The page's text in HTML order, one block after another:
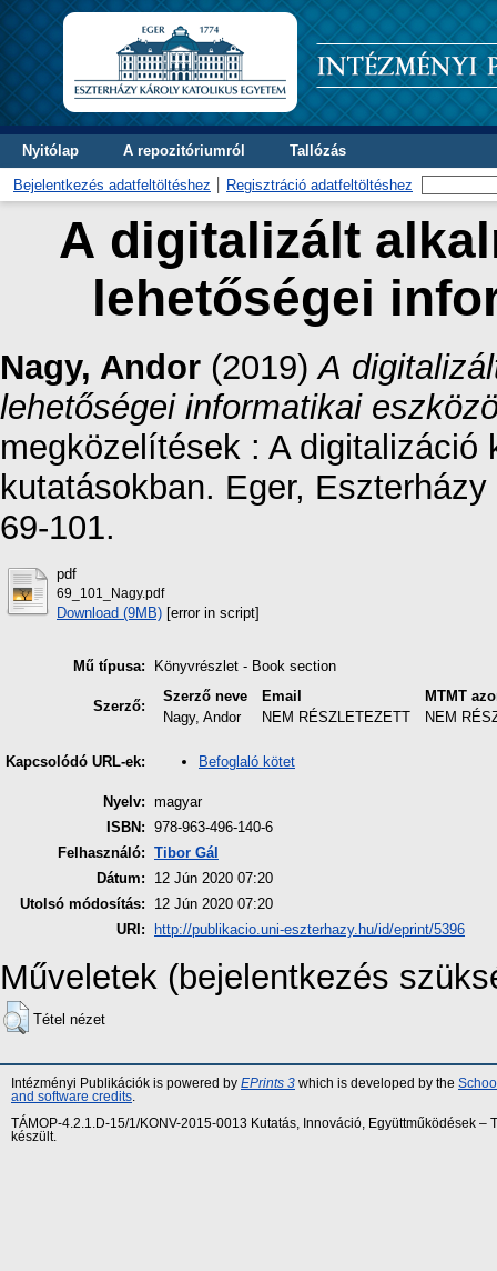
Nyitólap A repozitóriumról Tallózás
Bejelentkezés adatfeltöltéshez Regisztráció adatfeltöltéshez
A digitalizált
lehetőségei
Nagy, Andor (2019)A
lehetőségei informatikai
megközelítések : A
kutatásokban. Eger,
69-101.
pdf
69_101_Nagy.pdf
Download (9MB) [error in script]
Mű típusa: Könyvrészlet - Book section
Szerző:
Szerző neve Email
MTMT
Nagy, Andor
NEM RÉSZLETEZETT NEM
Kapcsolódó URL-ek: Befoglaló kötet
Nyelv: magyar
ISBN: 978-963-496-140-6
Felhasználó: Tibor Gál
Dátum:
12 Jún 2020 07:20
Utolsó módosítás:
12 Jún 2020 07:20
URI:
http://publikacio.uni-eszterhazy.hu/id/eprint/5396
Műveletek (bejelentkezés
Tétel nézet
Intézményi Publikációk is powered by EPrints 3 which is developed by the
and software credits
TÁMOP-4.2.1.D-15/1/KONV-2015-0013 Kutatás, Innováció, Együttműködések
készült.